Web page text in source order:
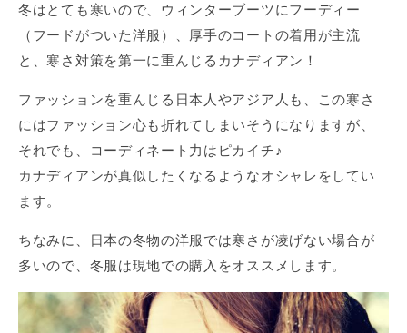
冬はとても寒いので、ウィンターブーツにフーディー
（フードがついた洋服）、厚手のコートの着用が主流
と、寒さ対策を第一に重んじるカナディアン！
ファッションを重んじる日本人やアジア人も、この寒さ
にはファッション心も折れてしまいそうになりますが、
それでも、コーディネート力はピカイチ♪
カナディアンが真似したくなるようなオシャレをしてい
ます。
ちなみに、日本の冬物の洋服では寒さが凌げない場合が
多いので、冬服は現地での購入をオススメします。